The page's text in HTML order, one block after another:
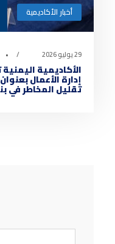
أخبار الأكاديمية
29 يوليو 2026 •
الأكاديمية
إدارة الأعمال
تقليل المخاطر في